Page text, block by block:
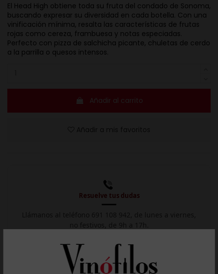
El Head High obtiene toda su fruta del condado de Sonoma,
buscando expresar su diversidad en cada botella. Con una
vinificación mínima, resalta las características de frutas
rojas como cereza, frambuesa y notas especiadas.
Perfecto con pizza de salchicha picante, chuletas de cerdo
a la parrilla o quesos intensos.
Añadir al carrito
Resuelve tus dudas
 Descargar ficha